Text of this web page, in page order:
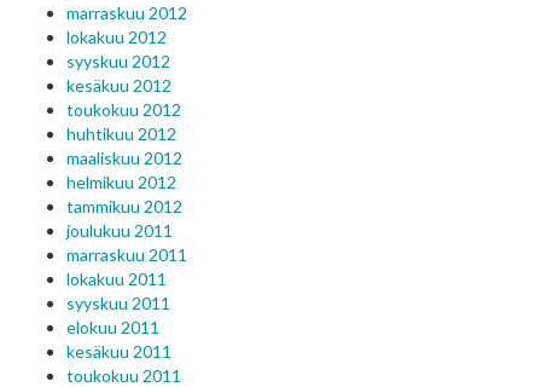
marraskuu 2012
lokakuu 2012
syyskuu 2012
kesäkuu 2012
toukokuu 2012
huhtikuu 2012
maaliskuu 2012
helmikuu 2012
tammikuu 2012
joulukuu 2011
marraskuu 2011
lokakuu 2011
syyskuu 2011
elokuu 2011
kesäkuu 2011
toukokuu 2011